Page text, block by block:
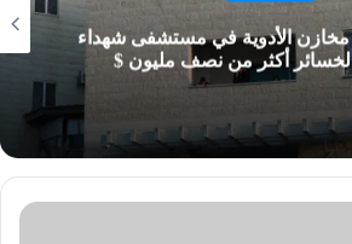
مخازن الأدوية في مستشفى شهداء
أكثر من نصف مليون $